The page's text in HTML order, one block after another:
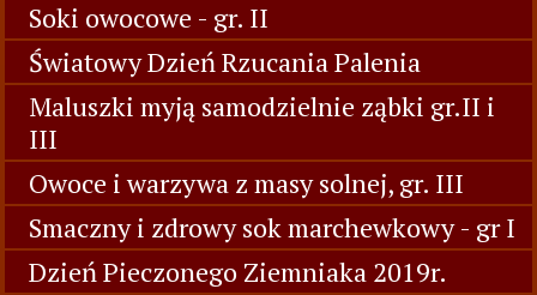
Soki owocowe - gr. II
Światowy Dzień Rzucania Palenia
Maluszki myją samodzielnie ząbki gr.II i
III
Owoce i warzywa z masy solnej, gr. III
Smaczny i zdrowy sok marchewkowy - gr I
Dzień Pieczonego Ziemniaka 2019r.